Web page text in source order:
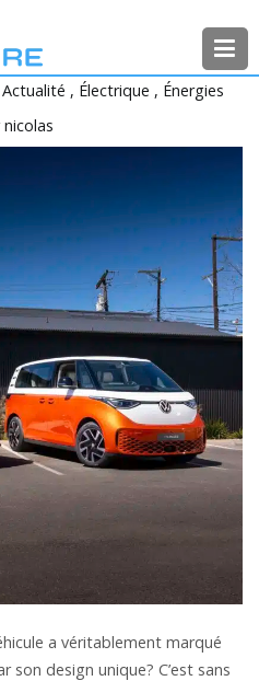
Actualité Électrique
Énergies
nicolas
a véritablement marqué
design unique? C’est sans